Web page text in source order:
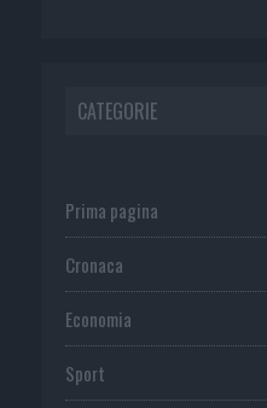
CATEGORIE
Prima pagina
Cronaca
Economia
Sport